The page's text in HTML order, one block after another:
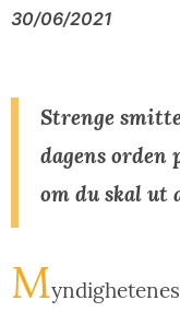
30/06/2021
Strenge
dagens orden
om du skal ut
M